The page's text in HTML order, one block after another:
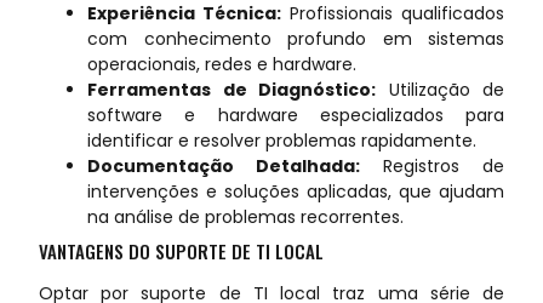
Experiência Técnica: Profissionais qualificados
com conhecimento profundo em sistemas
operacionais, redes e hardware.
Ferramentas de Diagnóstico: Utilização de
software e hardware especializados para
identificar e resolver problemas rapidamente.
Documentação Detalhada: Registros de
intervenções e soluções aplicadas, que ajudam
na análise de problemas recorrentes.
VANTAGENS DO SUPORTE DE TI LOCAL
Optar por suporte de TI local traz uma série de